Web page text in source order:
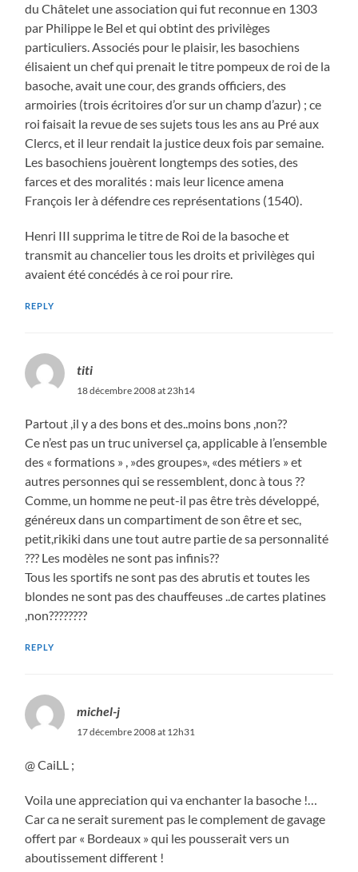
du Châtelet une association qui fut reconnue en 1303
par Philippe le Bel et qui obtint des privilèges
particuliers. Associés pour le plaisir, les basochiens
élisaient un chef qui prenait le titre pompeux de roi de la
basoche, avait une cour, des grands officiers, des
armoiries (trois écritoires d’or sur un champ d’azur) ; ce
roi faisait la revue de ses sujets tous les ans au Pré aux
Clercs, et il leur rendait la justice deux fois par semaine.
Les basochiens jouèrent longtemps des soties, des
farces et des moralités : mais leur licence amena
François Ier à défendre ces représentations (1540).
Henri III supprima le titre de Roi de la basoche et
transmit au chancelier tous les droits et privilèges qui
avaient été concédés à ce roi pour rire.
REPLY
titi
18 décembre 2008 at 23h14
Partout ,il y a des bons et des..moins bons ,non??
Ce n’est pas un truc universel ça, applicable à l’ensemble
des « formations » , »des groupes», «des métiers » et
autres personnes qui se ressemblent, donc à tous ??
Comme, un homme ne peut-il pas être très développé,
généreux dans un compartiment de son être et sec,
petit,rikiki dans une tout autre partie de sa personnalité
??? Les modèles ne sont pas infinis??
Tous les sportifs ne sont pas des abrutis et toutes les
blondes ne sont pas des chauffeuses ..de cartes platines
,non????????
REPLY
michel-j
17 décembre 2008 at 12h31
@ CaiLL ;
Voila une appreciation qui va enchanter la basoche !…
Car ca ne serait surement pas le complement de gavage
offert par « Bordeaux » qui les pousserait vers un
aboutissement different !